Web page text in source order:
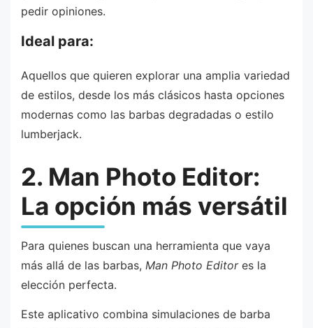
pedir opiniones.
Ideal para:
Aquellos que quieren explorar una amplia variedad
de estilos, desde los más clásicos hasta opciones
modernas como las barbas degradadas o estilo
lumberjack.
2. Man Photo Editor:
La opción más versátil
Para quienes buscan una herramienta que vaya
más allá de las barbas, Man Photo Editores la
elección perfecta.
Este aplicativo combina simulaciones de barba